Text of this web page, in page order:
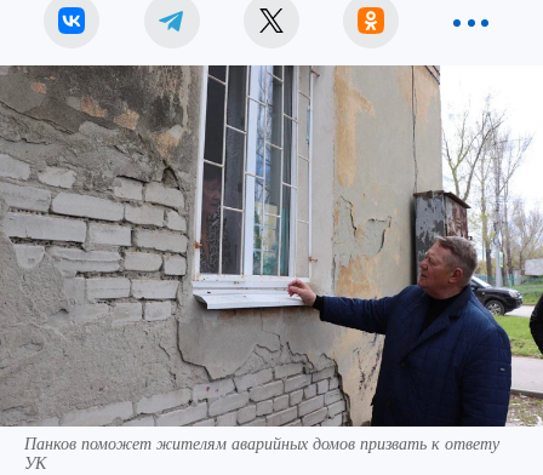
Панков поможет жителям аварийных домов призвать к ответу
УК